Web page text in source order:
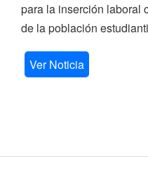
para la inserción laboral
de la población
Ver Noticia